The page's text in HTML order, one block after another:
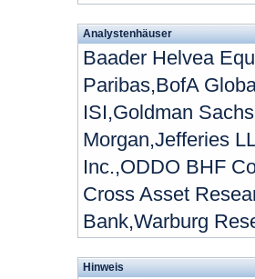
Analystenhäuser
Baader Helvea
Paribas,BofA
ISI,Goldman
Morgan,Jefferies
Inc.,ODDO BHF
Cross Asset
Bank,Warburg
Hinweis